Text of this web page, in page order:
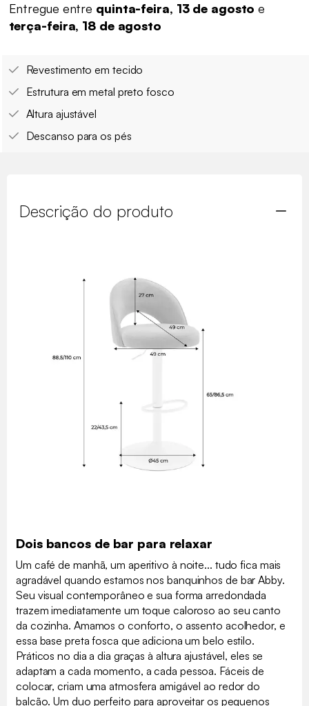
Entregue entre quinta-feira, 13 de agostoe
terça-feira, 18 de agosto
Revestimento em tecido
Estrutura em metal preto fosco
Altura ajustável
Descanso para os pés
Descrição do produto
Dois bancos de bar para relaxar
Um café de manhã, um aperitivo à noite... tudo fica mais
agradável quando estamos nos banquinhos de bar Abby.
Seu visual contemporâneo e sua forma arredondada
trazem imediatamente um toque caloroso ao seu canto
da cozinha. Amamos o conforto, o assento acolhedor, e
essa base preta fosca que adiciona um belo estilo.
Práticos no dia a dia graças à altura ajustável, eles se
adaptam a cada momento, a cada pessoa. Fáceis de
colocar, criam uma atmosfera amigável ao redor do
balcão. Um duo perfeito para aproveitar os pequenos